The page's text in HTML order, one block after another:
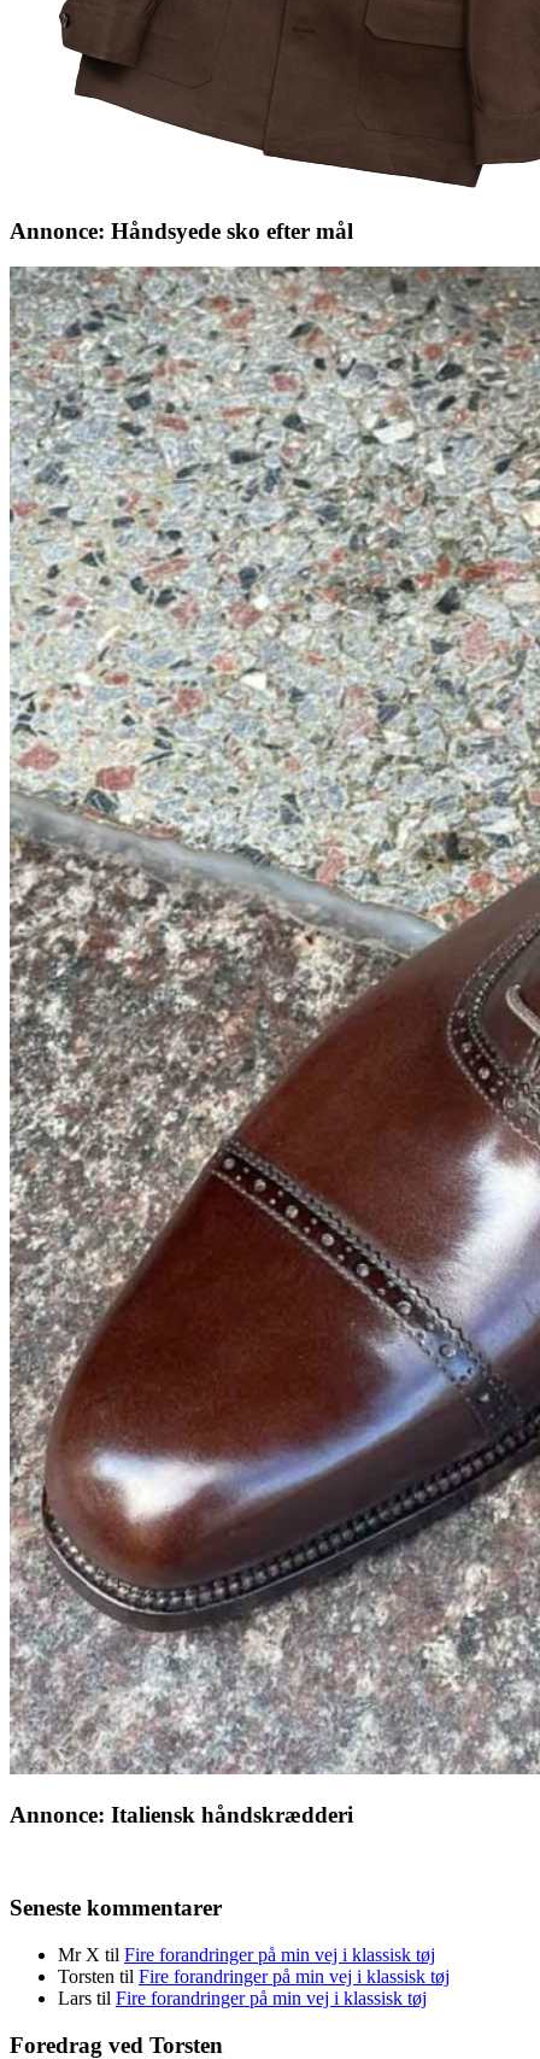
Annonce: Håndsyede sko efter mål
Annonce: Italiensk håndskrædderi
Seneste kommentarer
Mr X til Fire forandringer på min vej i klassisk tøj
Torsten til Fire forandringer på min vej i klassisk tøj
Lars til Fire forandringer på min vej i klassisk tøj
Foredrag ved Torsten